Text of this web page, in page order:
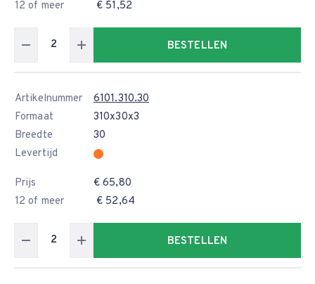
12 of meer
€ 51,52
BESTELLEN
Artikelnummer
6101.310.30
Formaat
310x30x3
Breedte
30
Levertijd
Prijs
€ 65,80
12 of meer
€ 52,64
BESTELLEN